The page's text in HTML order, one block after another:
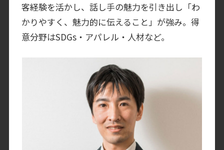
客経験を活かし、話し手の魅力を引き出し「わ
かりやすく、魅力的に伝えること」が強み。得
意分野はSDGs・アパレル・人材など。